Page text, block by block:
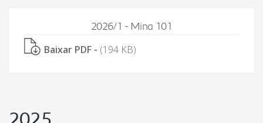
2026/1 - Mina 101
Baixar PDF - (194 KB)